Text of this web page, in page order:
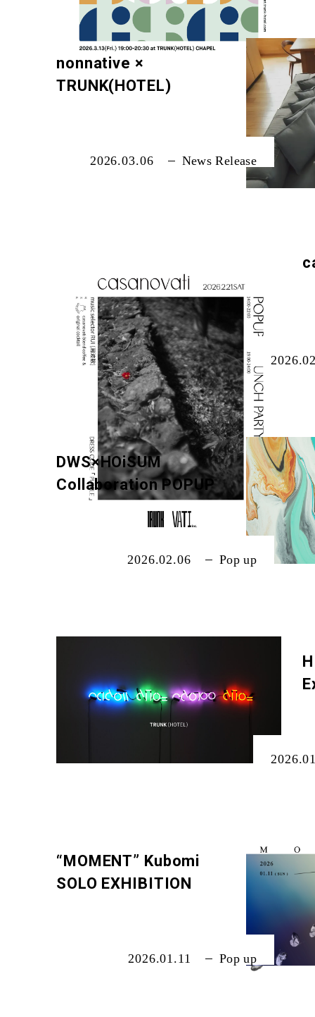
2026.03.06 News Release
nonnative ×
TRUNK(HOTEL)
2026.02.06 Pop up
DWS×HOiSUM
Collaboration POPUP
2026.01.11 Pop up
“MOMENT” Kubomi
SOLO EXHIBITION